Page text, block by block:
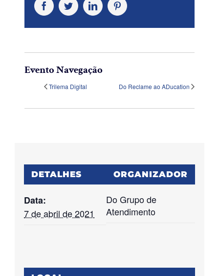
FacebookTwitterLinkedInPinterest
Evento Navegação
Trilema Digital Do Reclame ao ADucation
DETALHES
Data:
7 de abril de 2021
ORGANIZADOR
Do Grupo de
Atendimento